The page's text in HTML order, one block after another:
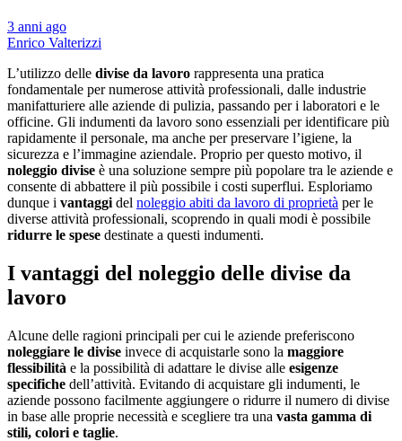
3 anni ago
Enrico Valterizzi
L’utilizzo delle divise da lavoro rappresenta una pratica
fondamentale per numerose attività professionali, dalle industrie
manifatturiere alle aziende di pulizia, passando per i laboratori e le
officine. Gli indumenti da lavoro sono essenziali per identificare più
rapidamente il personale, ma anche per preservare l’igiene, la
sicurezza e l’immagine aziendale. Proprio per questo motivo, il
noleggio divise è una soluzione sempre più popolare tra le aziende e
consente di abbattere il più possibile i costi superflui. Esploriamo
dunque i vantaggi del noleggio abiti da lavoro di proprietà per le
diverse attività professionali, scoprendo in quali modi è possibile
ridurre le spese destinate a questi indumenti.
I vantaggi del noleggio delle divise da
lavoro
Alcune delle ragioni principali per cui le aziende preferiscono
noleggiare le divise invece di acquistarle sono la maggiore
flessibilità e la possibilità di adattare le divise alle esigenze
specifiche dell’attività. Evitando di acquistare gli indumenti, le
aziende possono facilmente aggiungere o ridurre il numero di divise
in base alle proprie necessità e scegliere tra una vasta gamma di
stili, colori e taglie.